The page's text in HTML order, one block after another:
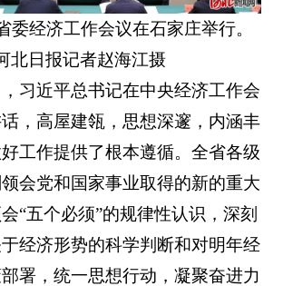
委经济工作会议在石家庄举行。
北日报记者赵海江摄
习近平总书记在中央经济工作会
，高屋建瓴，思想深邃，内涵丰
工作提供了根本遵循。全省各级
会党和国家事业取得的新的重大
“五个必须”的规律性认识，深刻
经济形势的科学判断和对明年经
署，统一思想行动，凝聚奋进力